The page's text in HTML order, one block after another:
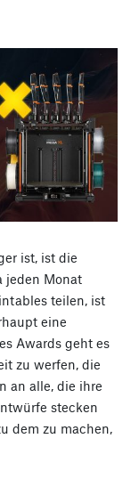
ist, ist die
jeden Monat
teilen, ist
eine
Awards geht es
zu werfen, die
an alle, die ihre
stecken
dem zu machen,